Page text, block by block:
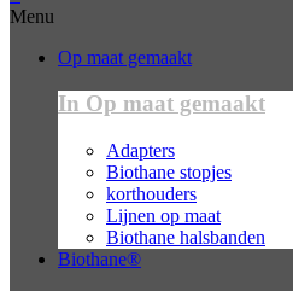
Menu
Op maat gemaakt
In Op maat gemaakt
Adapters
Biothane stopjes
korthouders
Lijnen op maat
Biothane halsbanden
Biothane®